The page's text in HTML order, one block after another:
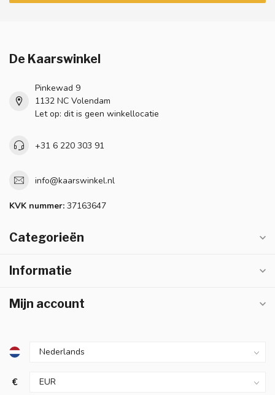
De Kaarswinkel
Pinkewad 9
1132 NC Volendam
Let op: dit is geen winkellocatie
+31 6 220 303 91
info@kaarswinkel.nl
KVK nummer: 37163647
Categorieën
Informatie
Mijn account
€